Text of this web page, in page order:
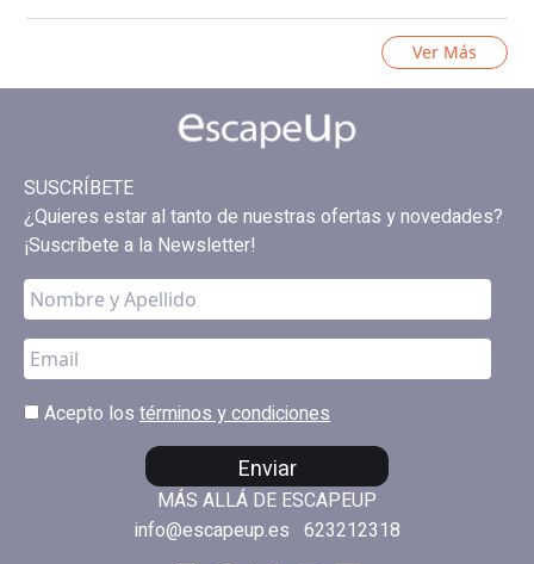
Ver Más
SUSCRÍBETE
¿Quieres estar al tanto de nuestras ofertas y novedades?
¡Suscríbete a la Newsletter!
Acepto los términos y condiciones
Enviar
MÁS ALLÁ DE ESCAPEUP
info@escapeup.es 623212318